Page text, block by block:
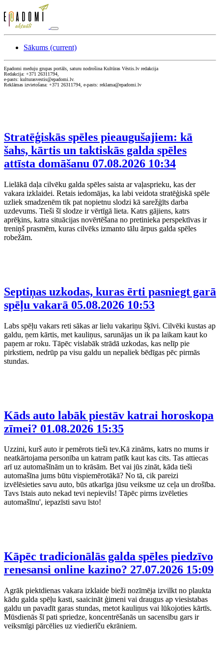
Sākums (current)
Epadomi meduju grupas portāls, saturu nodrošina Kultūras Vēstis.lv redakcija
Redakcija: +371 26311794,
e-pasts: kulturasvestis@epadomi.lv.
Reklāmas izvietošana: +371 26311794, e-pasts: reklama@epadomi.lv
Stratēģiskās spēles pieaugušajiem: kā
šahs, kārtis un taktiskās galda spēles
attīsta domāšanu 07.08.2026 10:34
Lielākā daļa cilvēku galda spēles saista ar vaļasprieku, kas der
vakara izklaidei. Retais iedomājas, ka labi veidota stratēģiskā spēle
uzliek smadzenēm tik pat nopietnu slodzi kā sarežģīts darba
uzdevums. Tieši šī slodze ir vērtīgā lieta. Katrs gājiens, katrs
aprēķins, katra situācijas novērtēšana no pretinieka perspektīvas ir
treniņš prasmēm, kuras cilvēks izmanto tālu ārpus galda spēles
robežām.
Septiņas uzkodas, kuras ērti pasniegt garā
spēļu vakarā 05.08.2026 10:53
Labs spēļu vakars reti sākas ar lielu vakariņu šķīvi. Cilvēki kustas ap
galdu, ņem kārtis, met kauliņus, sarunājas un ik pa laikam kaut ko
paņem ar roku. Tāpēc vislabāk strādā uzkodas, kas nelīp pie
pirkstiem, nedrūp pa visu galdu un nepaliek bēdīgas pēc pirmās
stundas.
Kāds auto labāk piestāv katrai horoskopa
zīmei? 01.08.2026 15:35
Uzzini, kurš auto ir pemērots tieši tev.Kā zināms, katrs no mums ir
neatkārtojama personība un katram patīk kaut kas cits. Tas attiecas
arī uz automašīnām un to krāsām. Bet vai jūs zināt, kāda tieši
automašīna jums būtu vispiemērotākā? No tā, cik pareizi
izvēlēsieties savu auto, būs atkarīga jūsu veiksme uz ceļa un drošība.
Tavs īstais auto nekad tevi nepievils! Tāpēc pirms izvēleties
automašīnu', iepazīsti savu īsto!
Kāpēc tradicionālās galda spēles piedzīvo
renesansi online kazino? 27.07.2026 15:09
Agrāk piektdienas vakara izklaide bieži nozīmēja izvilkt no plaukta
kādu galda spēļu kasti, saaicināt ģimeni vai draugus ap viesistabas
galdu un pavadīt garas stundas, metot kauliņus vai lūkojoties kārtīs.
Mūsdienās šī pati spriedze, koncentrēšanās un sacensību gars ir
veiksmīgi pārcēlies uz viedierīču ekrāniem.